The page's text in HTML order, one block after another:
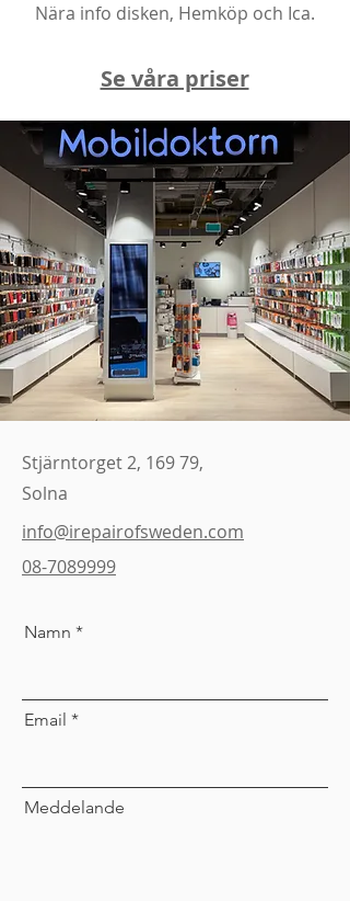
Nära info disken, Hemköp och Ica.
Se våra priser
Stjärntorget 2, 169 79,
Solna
info@irepairofsweden.com
08-7089999
Namn
Email
Meddelande